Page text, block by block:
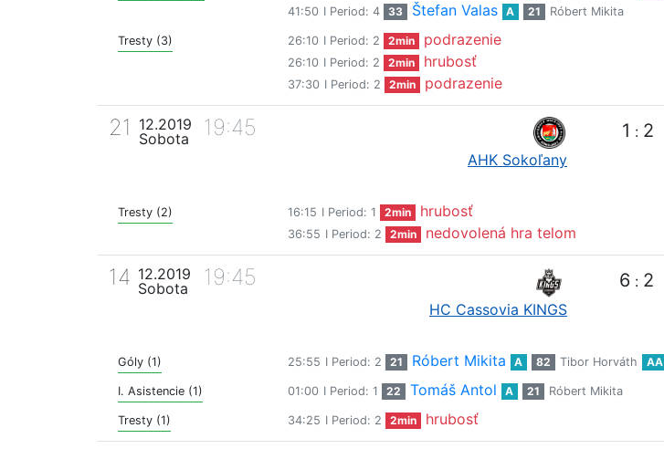
41:50 I Period: 4 33 Štefan Valas A 21 Róbert Mikita
Tresty (3) 26:10 I Period: 2 2min podrazenie
26:10 I Period: 2 2min hrubosť
37:30 I Period: 2 2min podrazenie
21
12.2019
Sobota
19:45
AHK Sokoľany
1 : 2
Tresty (2) 16:15 I Period: 1 2min hrubosť
36:55 I Period: 2 2min nedovolená hra telom
14 12.2019
Sobota
19:45
HC Cassovia KINGS
6 : 2
Góly (1) 25:55 I Period: 2 21 Róbert Mikita A 82 Tibor Horváth AA
I. Asistencie (1) 01:00 I Period: 1 22 Tomáš Antol A 21 Róbert Mikita
Tresty (1) 34:25 I Period: 2 2min hrubosť